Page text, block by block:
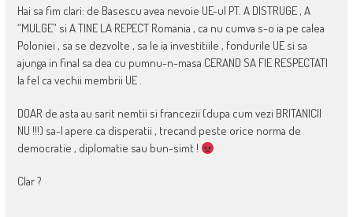
Hai sa fim clari: de Basescu avea nevoie UE-ul PT. A DISTRUGE , A
“MULGE” si A TINE LA REPECT Romania , ca nu cumva s-o ia pe calea
Poloniei , sa se dezvolte , sa le ia investitiile , fondurile UE si sa
ajunga in final sa dea cu pumnu-n-masa CERAND SA FIE RESPECTATI
la fel ca vechii membrii UE .
DOAR de asta au sarit nemtii si francezii (dupa cum vezi BRITANICII
NU !!!) sa-l apere ca disperatii , trecand peste orice norma de
democratie , diplomatie sau bun-simt !
Clar ?